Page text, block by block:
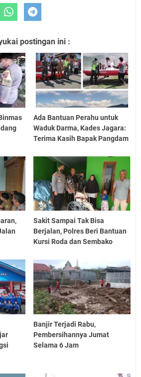
postingan ini :
Ada Bantuan Perahu untuk
Waduk Darma, Kades Jagara:
Terima Kasih Bapak Pangdam
Sakit Sampai Tak Bisa
Berjalan, Polres Beri Bantuan
Kursi Roda dan Sembako
Banjir Terjadi Rabu,
Pembersihannya Jumat
Selama 6 Jam